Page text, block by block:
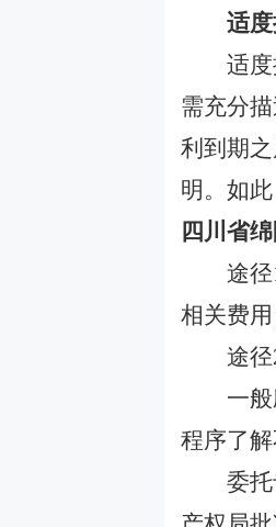
适度
适度揭
需充分
利到期
明。如
四川省
途径
相关费用
途径
一般应
程序了
委托专